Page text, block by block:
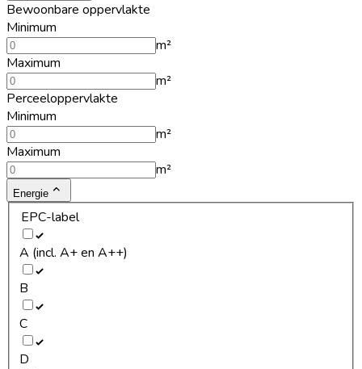
Bewoonbare oppervlakte
Minimum
m²
Maximum
m²
Perceeloppervlakte
Minimum
m²
Maximum
m²
Energie
EPC-label
A (incl. A+ en A++)
B
C
D